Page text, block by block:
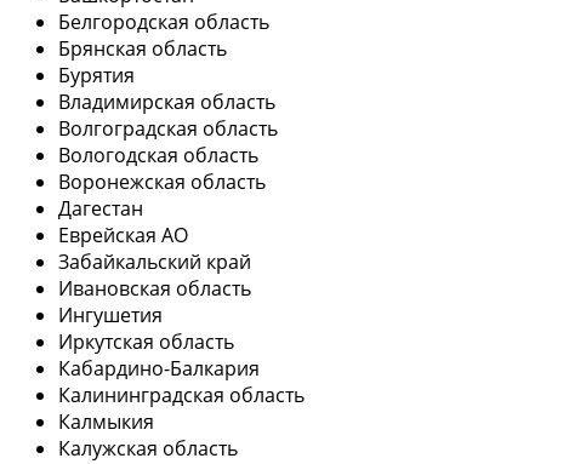
Белгородская область
Брянская область
Бурятия
Владимирская область
Волгоградская область
Вологодская область
Воронежская область
Дагестан
Еврейская АО
Забайкальский край
Ивановская область
Ингушетия
Иркутская область
Кабардино-Балкария
Калининградская область
Калмыкия
Калужская область